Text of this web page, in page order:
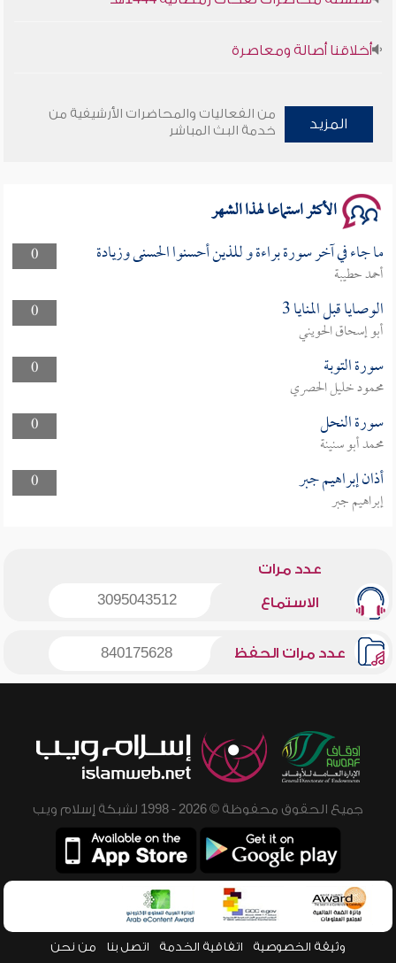
سلسلة محاضرات نفحات رمضانية 1444هـ
المزيد
من الفعاليات والمحاضرات الأرشيفية من
خدمة البث المباشر
الأكثر استماعا لهذا الشهر
0 ما جاء في آخر سورة براءة و للذين أحسنوا الحسنى وزيادة
أحمد حطيبة
0
الوصايا قبل المنايا 3
أبو إسحاق الحويني
0
سورة التوبة
محمود خليل الحصري
0
سورة النحل
محمد أبو سنينة
0
أذان إبراهيم جبر
إبراهيم جبر
عدد مرات
الاستماع 3095043512
عدد مرات الحفظ 840175628
جميع الحقوق محفوظة © 2026 - 1998 لشبكة إسلام ويب
وثيقة الخصوصية اتفاقية الخدمة اتصل بنا من نحن